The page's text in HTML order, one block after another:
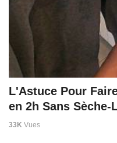
L'Astuce Pour
en 2h Sans Sèche-
33K Vues